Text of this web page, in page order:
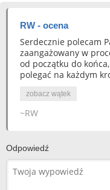
RW - ocena
Serdecznie polecam
zaangażowany w
od początku do
polegać na każdym
zobacz wątek
~RW
Odpowiedź